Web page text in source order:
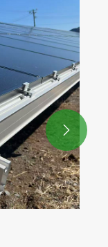
